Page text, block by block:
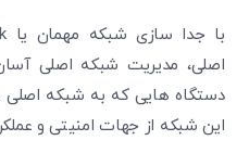
اصلی، مدیریت شبکه اصلی
دستگاه هایی که به شبکه
این شبکه از جهات امنیتی و